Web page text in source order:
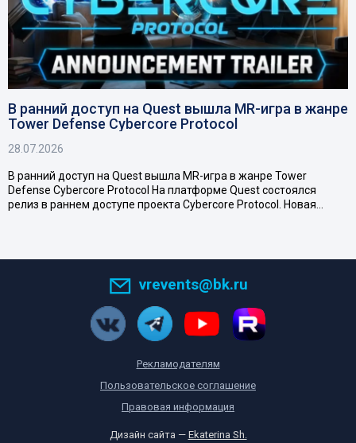
В ранний доступ на Quest вышла MR-игра в жанре
Tower Defense Cybercore Protocol
28.07.2026
В ранний доступ на Quest вышла MR-игра в жанре Tower
Defense Cybercore Protocol На платформе Quest состоялся
релиз в раннем доступе проекта Cybercore Protocol. Новая…
vrevents@bk.ru
Рекламодателям
Пользовательское соглашение
Правовая информация
Дизайн сайта — Ekaterina Sh.